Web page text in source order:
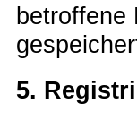
betroffene
5.